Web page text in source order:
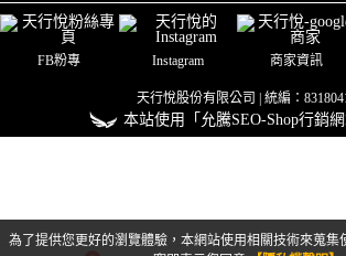
為了提供您更好的瀏覽體驗，本網站使用相關技術來蒐集
FB粉專 Instagram 商家資訊
天行悅股份有限公司 | 統編：
本站使用「允騰SEO-Shop行銷網